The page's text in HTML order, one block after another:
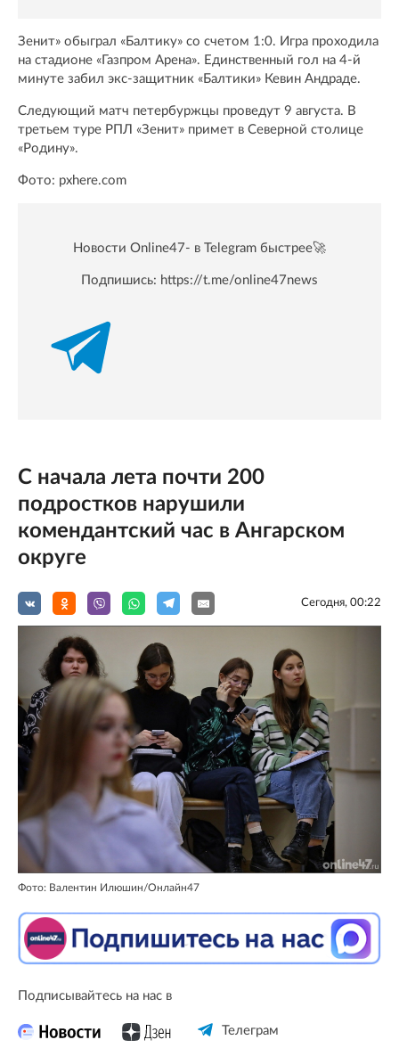
Зенит» обыграл «Балтику» со счетом 1:0. Игра проходила
на стадионе «Газпром Арена». Единственный гол на 4-й
минуте забил экс-защитник «Балтики» Кевин Андраде.
Следующий матч петербуржцы проведут 9 августа. В
третьем туре РПЛ «Зенит» примет в Северной столице
«Родину».
Фото: pxhere.com
Новости Online47- в Telegram быстрее🚀
Подпишись: https://t.me/online47news
С начала лета почти 200
подростков нарушили
комендантский час в Ангарском
округе
Сегодня, 00:22
Фото: Валентин Илюшин/Онлайн47
Подписывайтесь на нас в
Телеграм